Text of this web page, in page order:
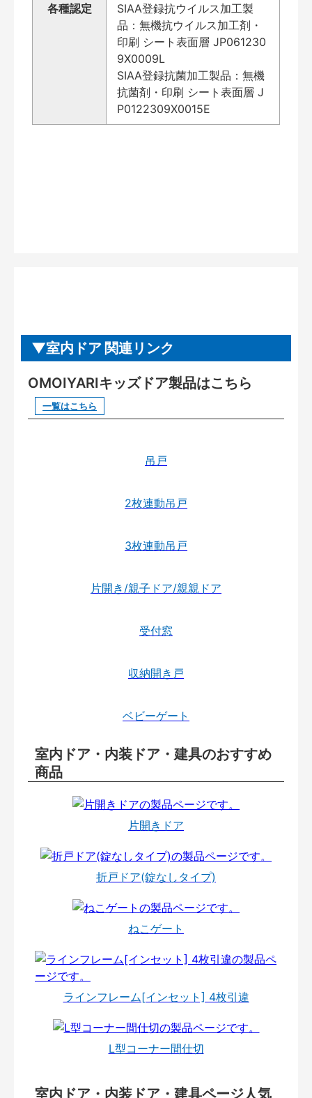
各種認定
SIAA登録抗ウイルス加工製
品：無機抗ウイルス加工剤・
印刷 シート表面層 JP061230
9X0009L
SIAA登録抗菌加工製品：無機
抗菌剤・印刷 シート表面層 J
P0122309X0015E
室内ドア 関連リンク
OMOIYARIキッズドア製品はこちら
一覧はこちら
吊戸
2枚連動吊戸
3枚連動吊戸
片開き/親子ドア/親親ドア
受付窓
収納開き戸
ベビーゲート
室内ドア・内装ドア・建具のおすすめ
商品
片開きドア
折戸ドア(錠なしタイプ)
ねこゲート
ラインフレーム[インセット] 4枚引違
L型コーナー間仕切
室内ドア・内装ドア・建具ページ人気